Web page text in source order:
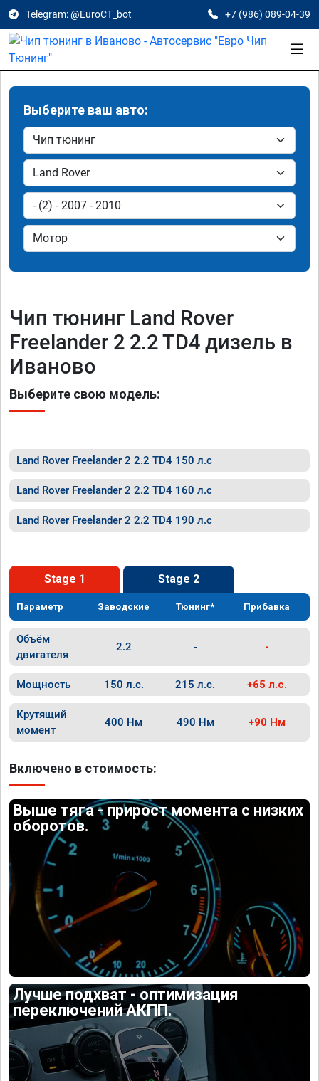
Telegram: @EuroCT_bot +7 (986) 089-04-39
Выберите ваш авто:
Чип тюнинг Land Rover
Freelander 2 2.2 TD4 дизель в
Иваново
Выберите свою модель:
Land Rover Freelander 2 2.2 TD4 150 л.с
Land Rover Freelander 2 2.2 TD4 160 л.с
Land Rover Freelander 2 2.2 TD4 190 л.с
Stage 1 Stage 2
Параметр Заводские Тюнинг* Прибавка
Объём
двигателя
2.2 - -
Мощность 150 л.с. 215 л.с. +65 л.с.
Крутящий
момент
400 Нм 490 Нм +90 Нм
Включено в стоимость:
Выше тяга - прирост момента с низких
оборотов.
Лучше подхват - оптимизация
переключений АКПП.